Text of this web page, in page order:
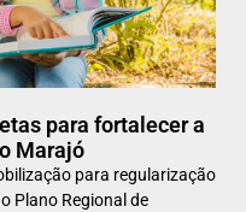
para fortalecer a
Marajó
para regularização
Plano Regional de